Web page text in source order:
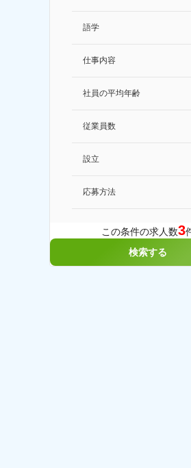
語学
仕事内容
社員の平均年齢
従業員数
設立
応募方法
この条件の求人数3
検索する
AGC株式会社
務・事務担当～開発部材の発注
株
【
シリ